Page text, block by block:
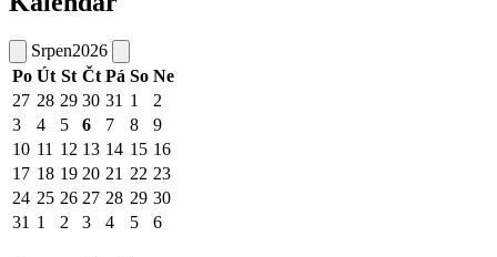
Srpen2026
Po Út St Čt Pá So Ne
27 28 29 30 31 1
2
3
4 5 6 7 8
9
10 11 12 13 14 15 16
17 18 19 20 21 22 23
24 25 26 27 28 29 30
31 1 2 3 4 5 6